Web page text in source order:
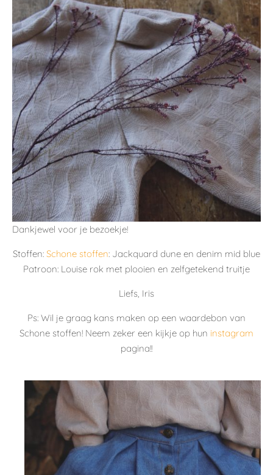
Dankjewel voor je bezoekje!
Stoffen: Schone stoffen: Jackquard dune en denim mid blue
Patroon: Louise rok met plooien en zelfgetekend truitje
Liefs, Iris
Ps: Wil je graag kans maken op een waardebon van
Schone stoffen! Neem zeker een kijkje op hun instagram
pagina!!